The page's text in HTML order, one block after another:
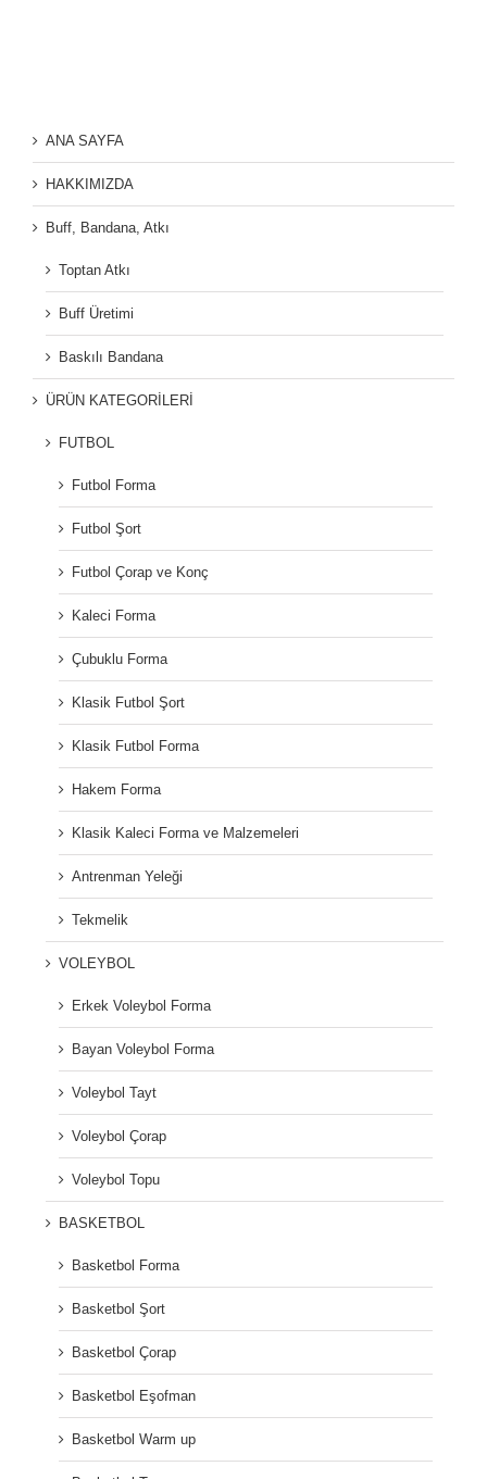
ANA SAYFA
HAKKIMIZDA
Buff, Bandana, Atkı
Toptan Atkı
Buff Üretimi
Baskılı Bandana
ÜRÜN KATEGORİLERİ
FUTBOL
Futbol Forma
Futbol Şort
Futbol Çorap ve Konç
Kaleci Forma
Çubuklu Forma
Klasik Futbol Şort
Klasik Futbol Forma
Hakem Forma
Klasik Kaleci Forma ve Malzemeleri
Antrenman Yeleği
Tekmelik
VOLEYBOL
Erkek Voleybol Forma
Bayan Voleybol Forma
Voleybol Tayt
Voleybol Çorap
Voleybol Topu
BASKETBOL
Basketbol Forma
Basketbol Şort
Basketbol Çorap
Basketbol Eşofman
Basketbol Warm up